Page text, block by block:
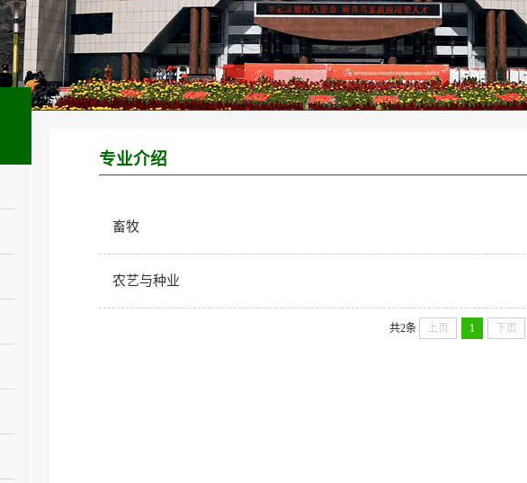
专业介绍
畜牧
农艺与种业
共2条 上页 1 下页